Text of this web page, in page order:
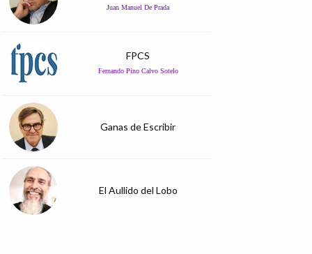
Juan Manuel De Prada
FPCS
Fernando Pino Calvo Sotelo
Ganas de Escribir
El Aullido del Lobo